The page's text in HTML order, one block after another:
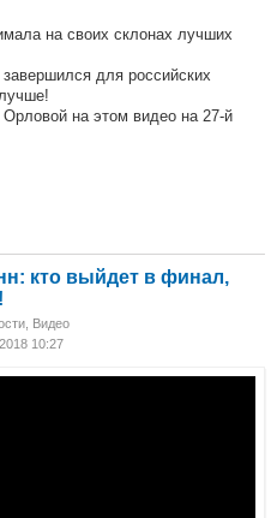
на своих склонах лучших
для российских
на этом видео на 27-й
кто выйдет в финал,
Видео
10:27